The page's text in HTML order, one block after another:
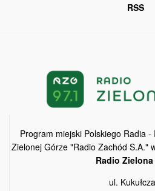
RSS
Program miejski Polskiego Radia -
Zielonej Górze "Radio Zachód S.A."
Radio Zielona
ul.